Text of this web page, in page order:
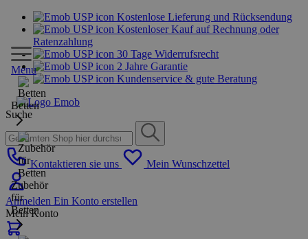
Kostenlose Lieferung und Rücksendung
Kostenloser Kauf auf Rechnung oder
Ratenzahlung
30 Tage Widerrufsrecht
2 Jahre Garantie
Kundenservice & gute Beratung
Suche
Kontaktieren sie uns Mein Wunschzettel
Anmelden Ein Konto erstellen
Mein Konto
Menu
Betten
Zubehör
für
Betten